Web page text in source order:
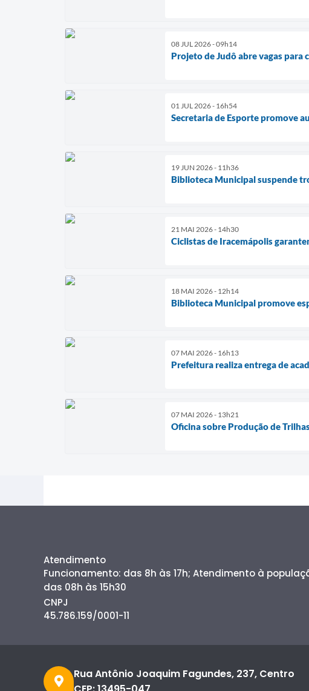
08 JUL 2026 - 09h14
Projeto de Judô abre vagas para
01 JUL 2026 - 16h54
Secretaria de Esporte promove
19 JUN 2026 - 11h36
Biblioteca Municipal suspende
21 MAI 2026 - 14h30
Ciclistas de Iracemápolis
18 MAI 2026 - 12h14
Biblioteca Municipal promove
07 MAI 2026 - 16h13
Prefeitura realiza entrega de
07 MAI 2026 - 13h21
Oficina sobre Produção de
Rua Antônio Joaquim Fagundes, 237, Centro
Atendimento
Funcionamento: das 8h às 17h; Atendimento à
das 08h às 15h30
CNPJ
45.786.159/0001-11